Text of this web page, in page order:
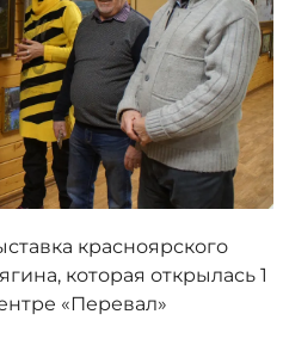
красноярского
которая открылась 1
«Перевал»